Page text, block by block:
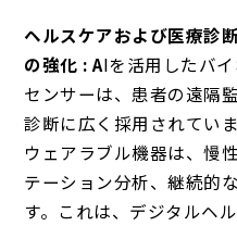
ヘルスケアおよび医療診
の強化 : AIを活用したバ
センサーは、患者の遠隔
診断に広く採用されてい
ウェアラブル機器は、慢
テーション分析、継続的
す。これは、デジタルヘ